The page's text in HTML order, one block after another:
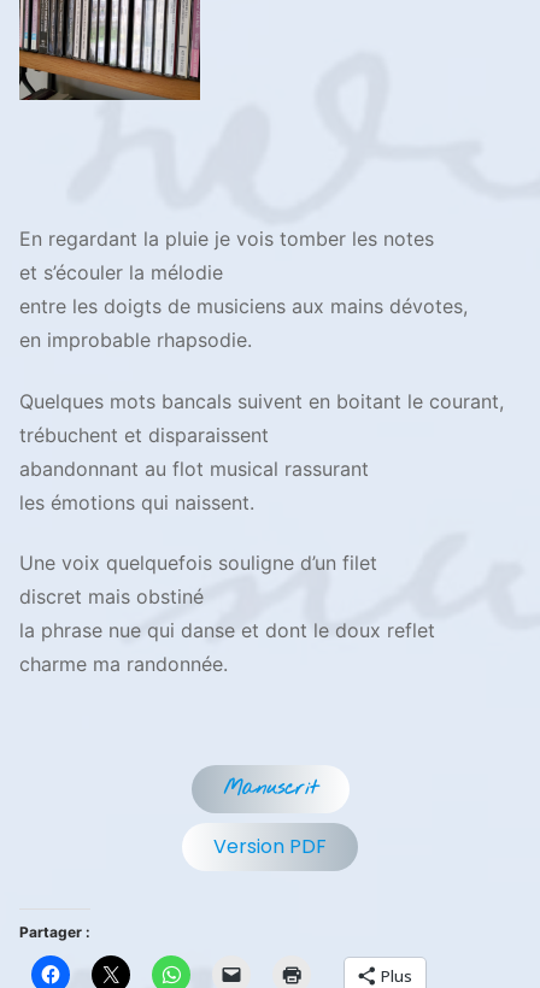
En regardant la pluie je vois tomber les notes
et s’écouler la mélodie
entre les doigts de musiciens aux mains dévotes,
en improbable rhapsodie.
Quelques mots bancals suivent en boitant le courant,
trébuchent et disparaissent
abandonnant au flot musical rassurant
les émotions qui naissent.
Une voix quelquefois souligne d’un filet
discret mais obstiné
la phrase nue qui danse et dont le doux reflet
charme ma randonnée.
Manuscrit
Version PDF
Partager :
Plus